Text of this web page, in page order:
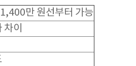
만 원선부터 가능
이